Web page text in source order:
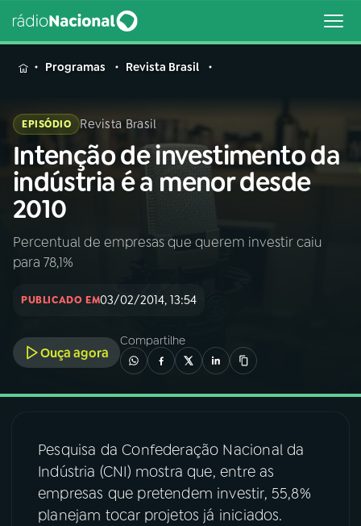
MENU
Buscar
na
Rádio
Nacional
Buscar
AO VIVO
INÍCIO
A RÁDIO
03PROGRAMAÇÃO
04PROGRAMAS
PODCASTS
Programas Revista Brasil
EPISÓDIO Revista Brasil
Intenção de investimento da
indústria é a menor desde
2010
Percentual de empresas que querem investir caiu
para 78,1%
PUBLICADO EM03/02/2014, 13:54
Ouça agora
Compartilhe
Pesquisa da Confederação Nacional da
Indústria (CNI) mostra que, entre as
empresas que pretendem investir, 55,8%
planejam tocar projetos já iniciados.